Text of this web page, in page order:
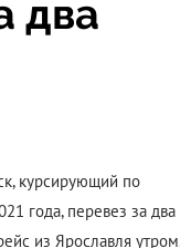
два
курсирующий по
года, перевез за два
из Ярославля утром,